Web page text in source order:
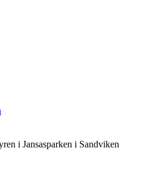
i Jansasparken i Sandviken